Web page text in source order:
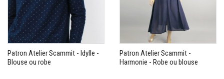
Patron Atelier Scammit - Idylle -
Blouse ou robe
Patron Atelier Scammit -
Harmonie - Robe ou blouse